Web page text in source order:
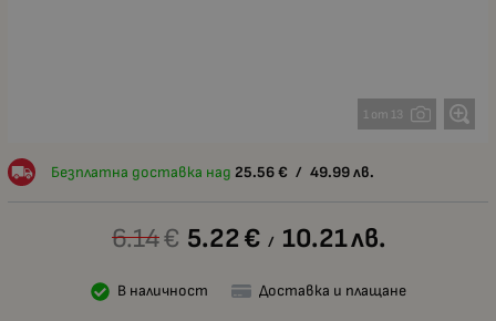
1 от 13
Безплатна доставка над 25.56 € / 49.99 лв.
6.14€ 5.22€ / 10.21лв.
В наличност Доставка и плащане